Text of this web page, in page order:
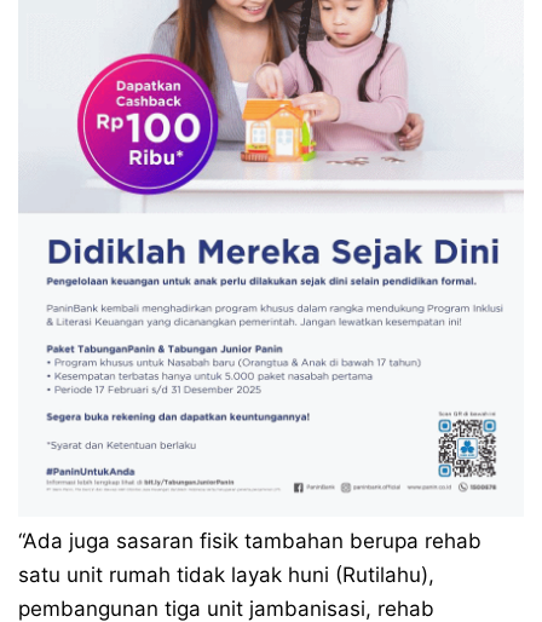
“Ada juga sasaran fisik tambahan berupa rehab
satu unit rumah tidak layak huni (Rutilahu),
pembangunan tiga unit jambanisasi, rehab